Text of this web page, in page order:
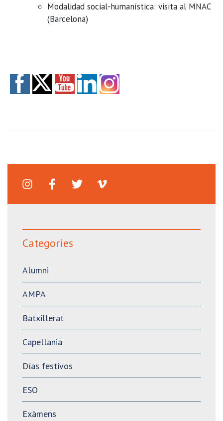
Modalidad social-humanística: visita al MNAC
(Barcelona)
Categories
Alumni
AMPA
Batxillerat
Capellania
Días festivos
ESO
Exàmens